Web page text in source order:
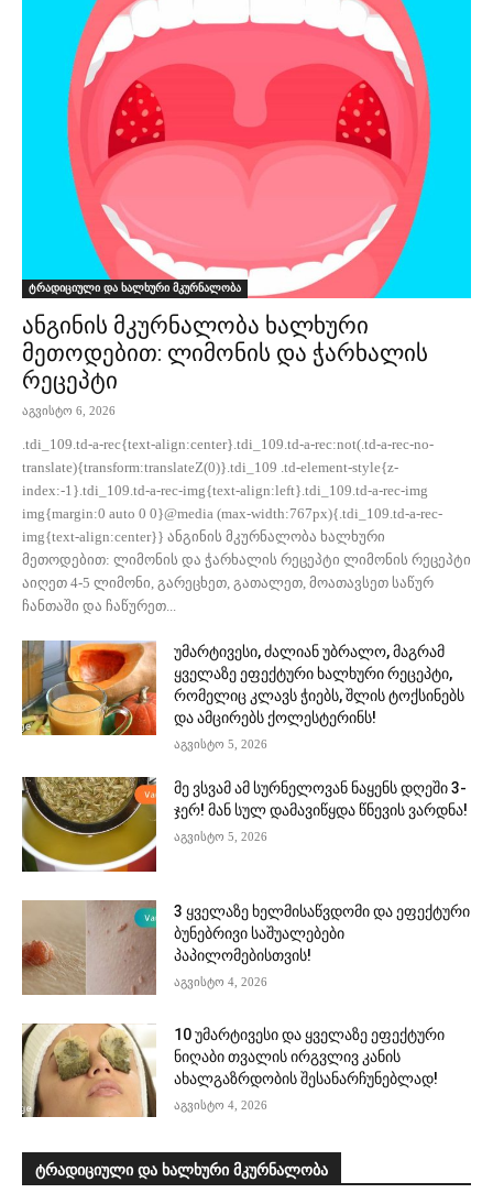
ტრადიციული და ხალხური მკურნალობა
ანგინის მკურნალობა ხალხური
მეთოდებით: ლიმონის და ჭარხალის
რეცეპტი
აგვისტო 6, 2026
.tdi_109.td-a-rec{text-align:center}.tdi_109.td-a-rec:not(.td-a-rec-no-
translate){transform:translateZ(0)}.tdi_109 .td-element-style{z-
index:-1}.tdi_109.td-a-rec-img{text-align:left}.tdi_109.td-a-rec-img
img{margin:0 auto 0 0}@media (max-width:767px){.tdi_109.td-a-rec-
img{text-align:center}} ანგინის მკურნალობა ხალხური
მეთოდებით: ლიმონის და ჭარხალის რეცეპტი ლიმონის რეცეპტი
აიღეთ 4-5 ლიმონი, გარეცხეთ, გათალეთ, მოათავსეთ საწურ
ჩანთაში და ჩაწურეთ...
უმარტივესი, ძალიან უბრალო, მაგრამ
ყველაზე ეფექტური ხალხური რეცეპტი,
რომელიც კლავს ჭიებს, შლის ტოქსინებს
და ამცირებს ქოლესტერინს!
აგვისტო 5, 2026
მე ვსვამ ამ სურნელოვან ნაყენს დღეში 3-
ჯერ! მან სულ დამავიწყდა წნევის ვარდნა!
აგვისტო 5, 2026
3 ყველაზე ხელმისაწვდომი და ეფექტური
ბუნებრივი საშუალებები
პაპილომებისთვის!
აგვისტო 4, 2026
10 უმარტივესი და ყველაზე ეფექტური
ნიღაბი თვალის ირგვლივ კანის
ახალგაზრდობის შესანარჩუნებლად!
აგვისტო 4, 2026
ტრადიციული და ხალხური მკურნალობა